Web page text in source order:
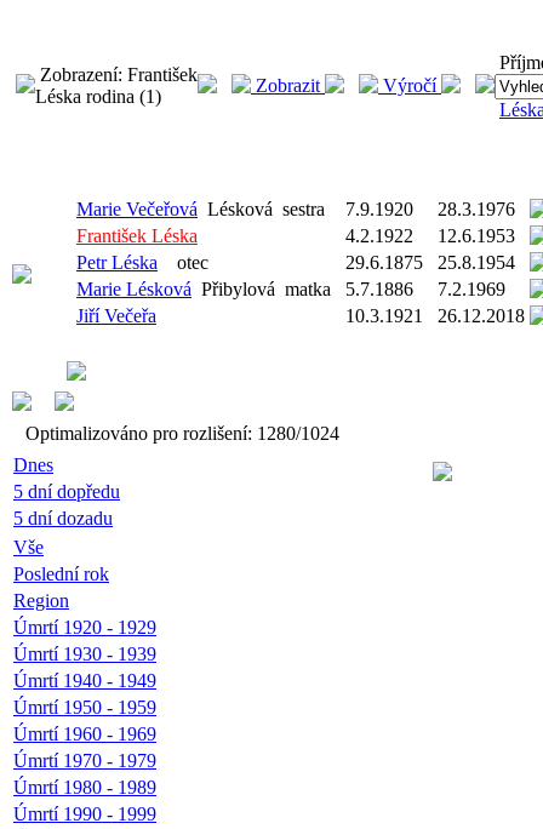
Zobrazení: František
Léska rodina (1)
Zobrazit Výročí
Marie Večeřová Lésková sestra 7.9.1920
28.3.1976
František Léska
4.2.1922
12.6.1953
Petr Léska
otec 29.6.1875
25.8.1954
Marie Lésková Přibylová matka 5.7.1886
7.2.1969
Jiří Večeřa
10.3.1921 26.12.2018
Optimalizováno pro rozlišení: 1280/1024
Dnes
5 dní dopředu
5 dní dozadu
Vše
Poslední rok
Region
Úmrtí 1920 - 1929
Úmrtí 1930 - 1939
Úmrtí 1940 - 1949
Úmrtí 1950 - 1959
Úmrtí 1960 - 1969
Úmrtí 1970 - 1979
Úmrtí 1980 - 1989
Úmrtí 1990 - 1999